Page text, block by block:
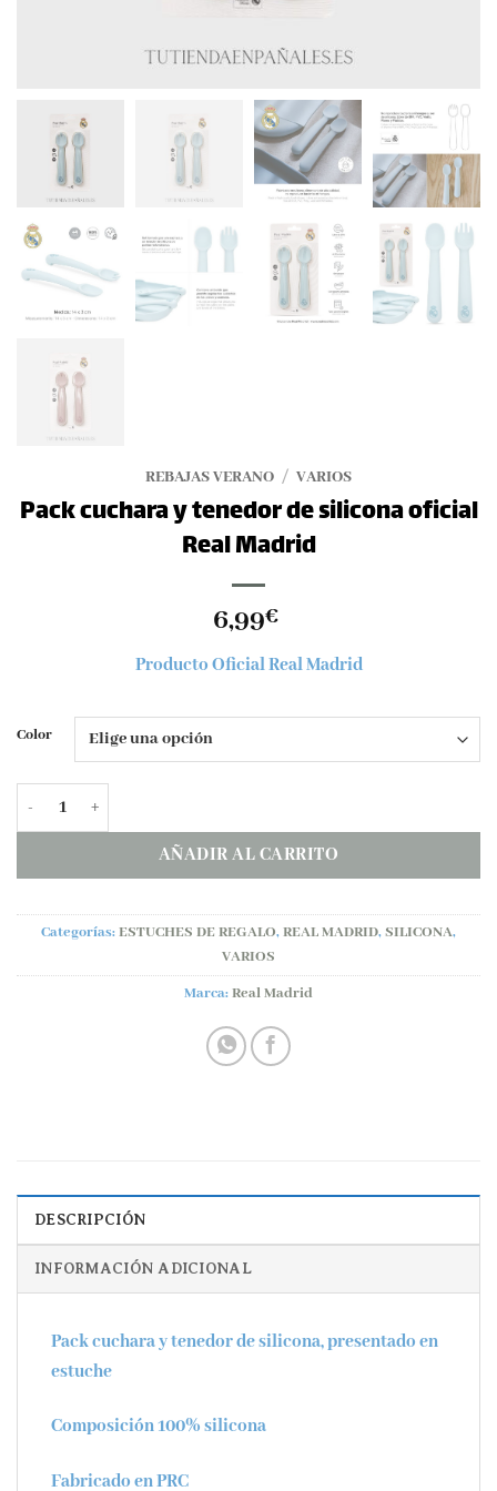
REBAJAS VERANO / VARIOS
Pack cuchara y tenedor de silicona oficial
Real Madrid
6,99€
Producto Oficial Real Madrid
Color
AÑADIR AL CARRITO
Categorías:ESTUCHES DE REGALO,REAL MADRID,SILICONA,
VARIOS
Marca:Real Madrid
DESCRIPCIÓN
INFORMACIÓN ADICIONAL
Pack cuchara y tenedor de silicona, presentado en
estuche
Composición 100% silicona
Fabricado en PRC